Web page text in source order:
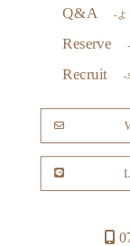
Q&A -よ
Reserve
Recruit -